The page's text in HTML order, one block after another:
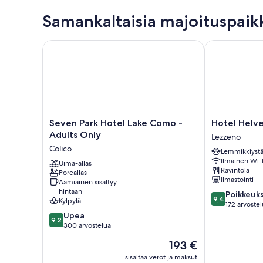
Samankaltaisia
Seven
Park
Lake
Como
-
Adults
Only
Colico
Seven Park Hotel Lake Como -
Adults Only
Colico
Uima-allas
Poreallas
Aamiainen sisältyy
hintaan
Kylpylä
9.2
kautta
9,2 Upea
300 arvostelua
Hinta
on
193 €
sisältää verot ja maksut
Seven Park Hotel Lake Como - Adults Only
Hotel
Helvetia
Lezzeno
Hotel
Lezzeno
Ilmainen Wi-
Ravintola
Ilmastointi
9.4
kautta
9,4
172
Hotel Helvetia